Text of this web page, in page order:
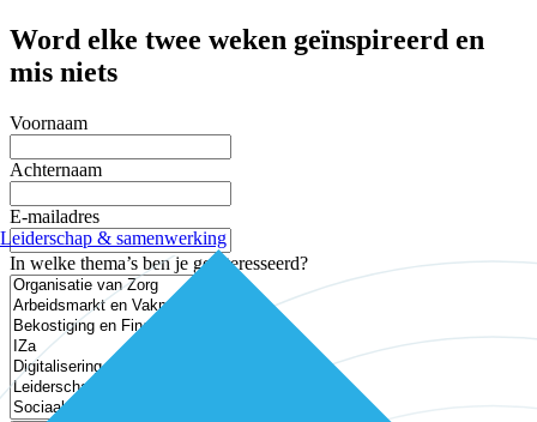
Leiderschap & samenwerking
Word elke twee weken geïnspireerd en
mis niets
Voornaam
Achternaam
E-mailadres
In welke thema’s ben je geïnteresseerd?